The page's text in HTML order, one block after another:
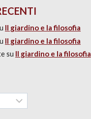
Il giardino e la filosofia
Il giardino e la filosofia
su Il giardino e la filosofia